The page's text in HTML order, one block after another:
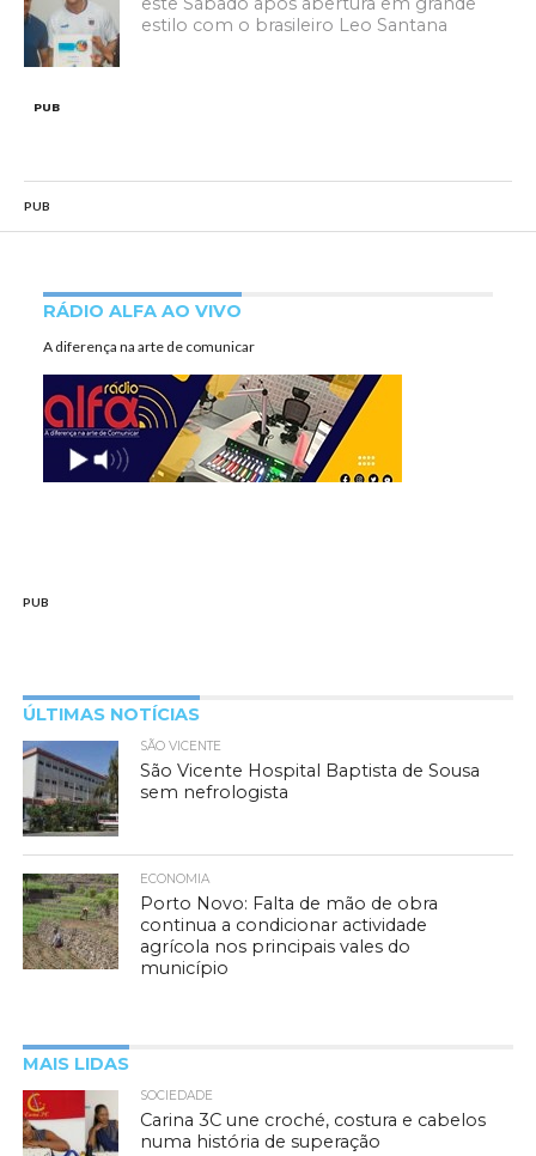
estilo com o brasileiro Leo Santana
PUB
PUB
RÁDIO ALFA AO VIVO
A diferença na arte de comunicar
PUB
ÚLTIMAS NOTÍCIAS
SÃO VICENTE
São Vicente Hospital Baptista de Sousa
sem nefrologista
ECONOMIA
Porto Novo: Falta de mão de obra
continua a condicionar actividade
agrícola nos principais vales do
município
MAIS LIDAS
SOCIEDADE
Carina 3C une croché, costura e cabelos
numa história de superação